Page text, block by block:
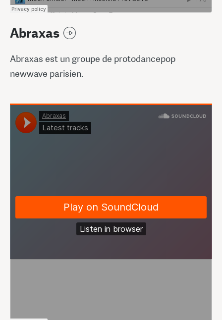
Abraxas
Abraxas est un groupe de protodancepop
newwave parisien.